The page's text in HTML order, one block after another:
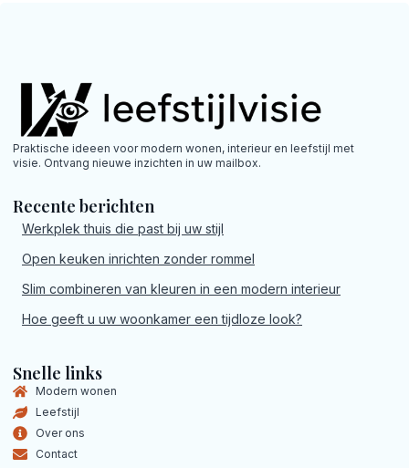
Praktische ideeen voor modern wonen, interieur en leefstijl met
visie. Ontvang nieuwe inzichten in uw mailbox.
Recente berichten
Werkplek thuis die past bij uw stijl
Open keuken inrichten zonder rommel
Slim combineren van kleuren in een modern interieur
Hoe geeft u uw woonkamer een tijdloze look?
Snelle links
Modern wonen
Leefstijl
Over ons
Contact